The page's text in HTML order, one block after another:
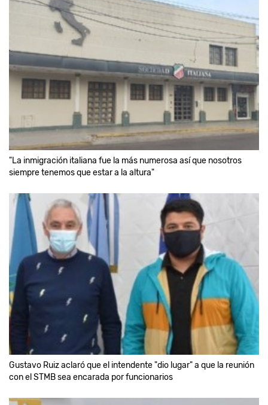
"La inmigración italiana fue la más numerosa así que nosotros
siempre tenemos que estar a la altura"
Gustavo Ruiz aclaró que el intendente "dio lugar" a que la reunión
con el STMB sea encarada por funcionarios